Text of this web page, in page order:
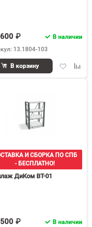
₽
В наличии
13.1804-103
Добавить
В корзину
И СБОРКА ПО СПБ
- БЕСПЛАТНО!
ДиКом ВТ-01
₽
В наличии